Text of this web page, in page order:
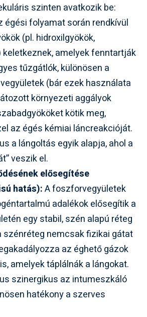
szinten avatkozik be:
égési folyamat során rendkívül
(pl. hidroxilgyökök,
amelyek fenntartják
tűzgátlók, különösen a
(bár ezek használata
környezeti aggályok
kötik meg,
az égés kémiai láncreakcióját.
a lángoltás egyik alapja, ahol a
veszik el.
elősegítése
hatás):A foszforvegyületek
adalékok elősegítik a
egy stabil, szén alapú réteg
szénréteg nemcsak fizikai gátat
az éghető gázok
amelyek táplálnák a lángokat.
szinergikus az intumeszkáló
hatékony a szerves